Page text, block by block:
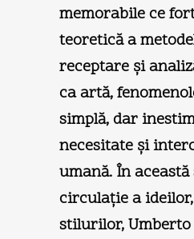
memorabile ce
teoretică a
receptare şi
ca artă,
simplă, dar
necesitate şi
umană. În această
circulaţie a
stilurilor, Umberto